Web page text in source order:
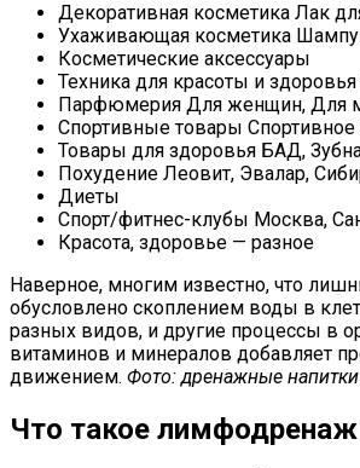
Декоративная косметика Лак
Ухаживающая косметика
Косметические аксессуары
Техника для красоты и
Парфюмерия Для женщин, Для
Спортивные товары
Товары для здоровья БАД,
Похудение Леовит, Эвалар,
Диеты
Спорт/фитнес-клубы Москва,
Красота, здоровье — разное
Наверное, многим известно, что
обусловлено скоплением воды в
разных видов, и другие процессы в
витаминов и минералов добавляет
движением. Фото: дренажные
Что такое